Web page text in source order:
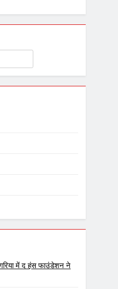
में द हंस फाउंडेशन ने